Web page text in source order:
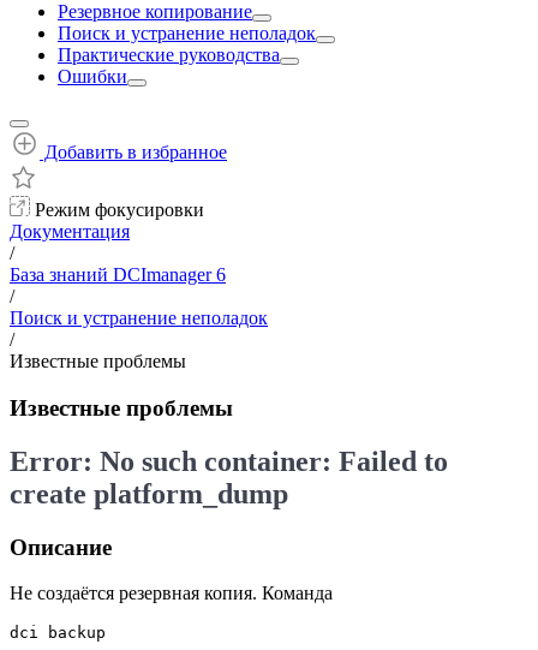
Резервное копирование
Поиск и устранение неполадок
Практические руководства
Ошибки
Добавить в избранное
Режим фокусировки
Документация
/
База знаний DCImanager 6
/
Поиск и устранение неполадок
/
Известные проблемы
Известные проблемы
Error: No such container: Failed to
create platform_dump
Описание
Не создаётся резервная копия. Команда
dci backup